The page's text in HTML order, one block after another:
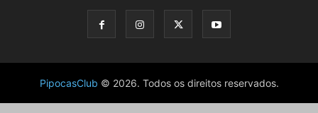
PipocasClub © 2026. Todos os direitos reservados.